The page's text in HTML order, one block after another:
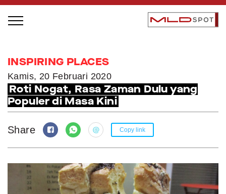
LOCAL GREATNESS
INSPIRING PEOPLE
INSPIRING PRODUCTS
INSPIRING PLACES
INSPIRING COMMUNITIES
TRENDING
EVENTS
INSPIRING PLACES
Kamis, 20 Februari 2020
Roti Nogat, Rasa Zaman Dulu yang
Populer di Masa Kini
Share Copy link